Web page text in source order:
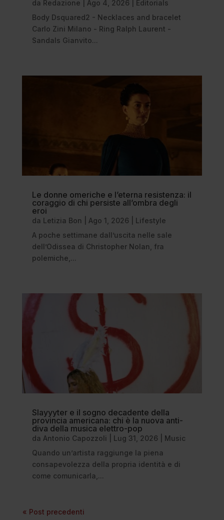
da Redazione Ago 4, 2026
Editorials
Body Dsquared2 - Necklaces and bracelet
Carlo Zini Milano - Ring Ralph Laurent -
Sandals Gianvito...
Le donne omeriche e l’eterna resistenza: il
coraggio di chi persiste all’ombra degli
eroi
da Letizia Bon Ago 1, 2026
Lifestyle
A poche settimane dall’uscita nelle sale
dell’Odissea di Christopher Nolan, fra
polemiche,...
Slayyyter e il sogno decadente della
provincia americana: chi è la nuova anti-
diva della musica elettro-pop
da Antonio Capozzoli Lug 31, 2026
Music
Quando un’artista raggiunge la piena
consapevolezza della propria identità e di
come comunicarla,...
« Post precedenti